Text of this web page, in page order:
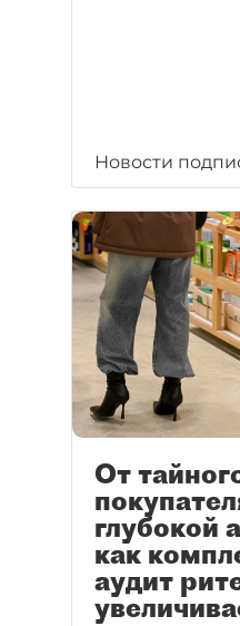
Новости
От
глубокой
как
аудит